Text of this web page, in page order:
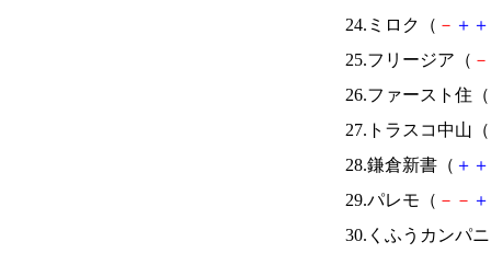
24.ミロク（ － ＋ ＋
25.フリージア（ －
26.ファースト住（
27.トラスコ中山（
28.鎌倉新書（ ＋ ＋
29.パレモ（ － － ＋
30.くふうカンパ